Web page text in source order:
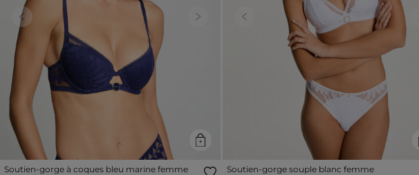
Previous Next
Soutien-gorge à coques bleu marine femme
Previous
Soutien-gorge souple blanc femme